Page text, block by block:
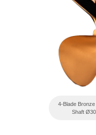
4-Blade Bronze
Shaft